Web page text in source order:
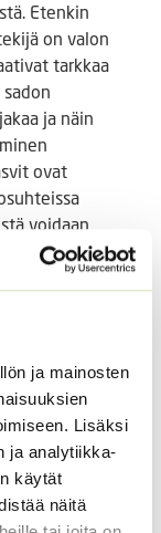
ja mainosten
Lisäksi
ja analytiikka-
käytät
näitä
Etenkin
on valon
tarkkaa
ja näin
ovat
voidaan